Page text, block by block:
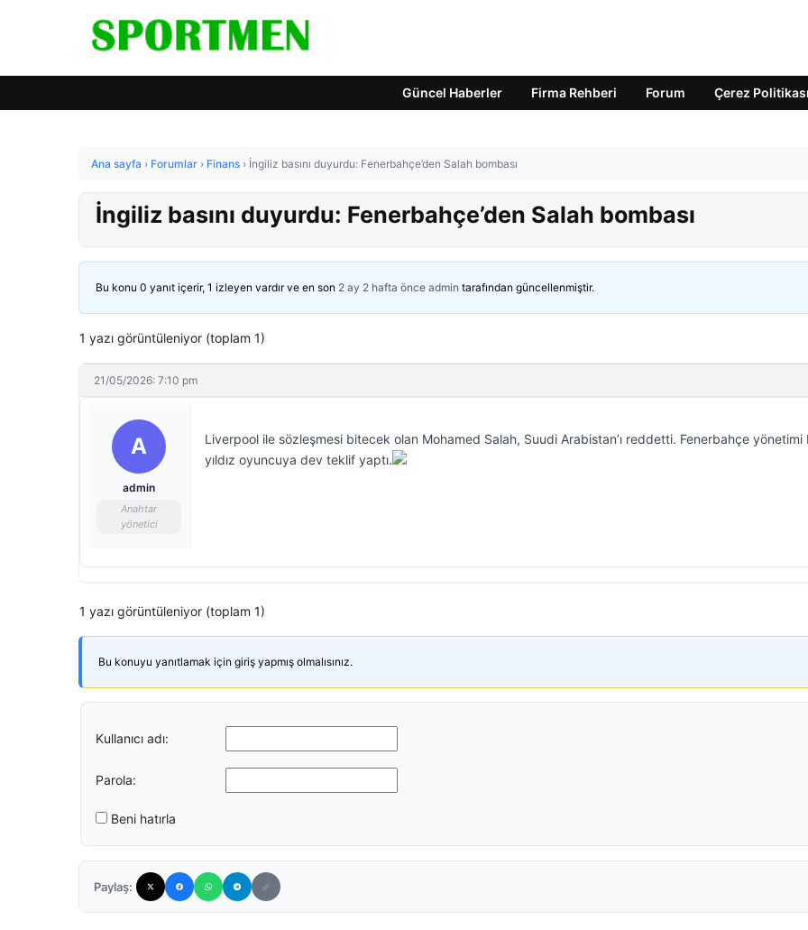
Güncel Haberler Firma Rehberi Forum Çerez Politikası
Ana sayfa › Forumlar › Finans › İngiliz basını duyurdu: Fenerbahçe’den Salah bombası
İngiliz basını duyurdu: Fenerbahçe’den Salah bombası
Bu konu 0 yanıt içerir, 1 izleyen vardır ve en son 2 ay 2 hafta önce admin tarafından güncellenmiştir.
1 yazı görüntüleniyor (toplam 1)
21/05/2026: 7:10 pm
A
admin
Anahtar
yönetici
Liverpool ile sözleşmesi bitecek olan Mohamed Salah, Suudi Arabistan’ı reddetti. Fenerbahçe yönetimi
yıldız oyuncuya dev teklif yaptı.
1 yazı görüntüleniyor (toplam 1)
Bu konuyu yanıtlamak için giriş yapmış olmalısınız.
Kullanıcı adı:
Parola:
Beni hatırla
Paylaş: